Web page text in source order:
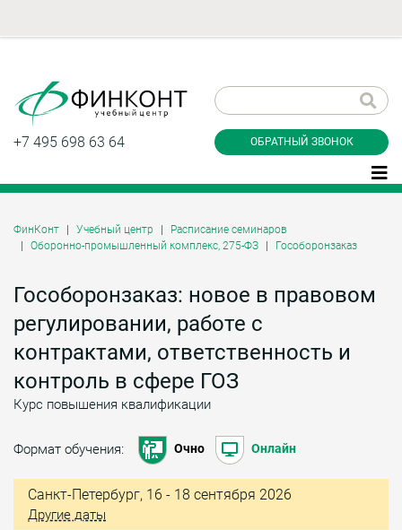
+7 495 698 63 64 ОБРАТНЫЙ ЗВОНОК
ФинКонт Учебный центр
Расписание семинаров
Оборонно-промышленный комплекс, 275-ФЗ
Гособоронзаказ
Гособоронзаказ: новое в правовом
регулировании, работе с
контрактами, ответственность и
контроль в сфере ГОЗ
Курс повышения квалификации
Формат обучения: Очно Онлайн
Санкт-Петербург, 16 - 18 сентября 2026
Другие даты
звонок
Даю согласие на обработку персональных
Заказать